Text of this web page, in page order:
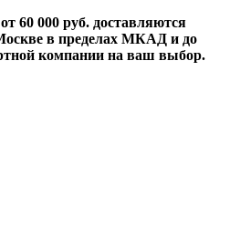
60 000 руб. доставляются
в пределах МКАД и до
компании на ваш выбор.